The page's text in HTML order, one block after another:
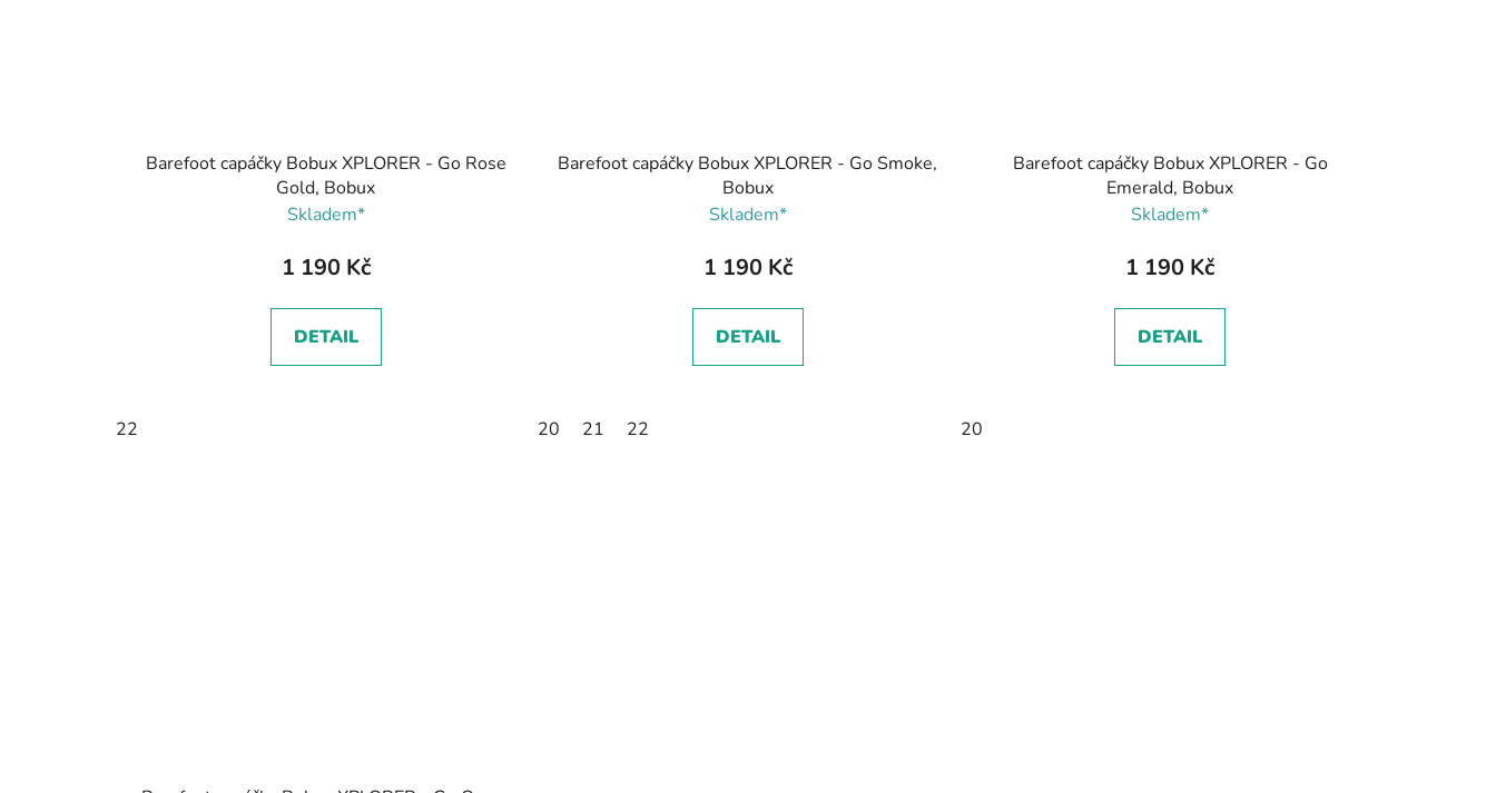
Barefoot capáčky Bobux XPLORER - Go Rose
Gold, Bobux
Skladem*
1 190 Kč
DETAIL
22
Barefoot capáčky Bobux XPLORER - Go Smoke,
Bobux
Skladem*
1 190 Kč
DETAIL
20 21 22
Barefoot capáčky Bobux XPLORER - Go
Emerald, Bobux
Skladem*
1 190 Kč
DETAIL
20